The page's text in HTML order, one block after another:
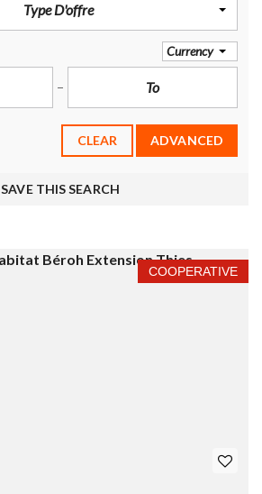
Type D'offre
Currency
CLEAR ADVANCED
SAVE THIS SEARCH
COOPERATIVE